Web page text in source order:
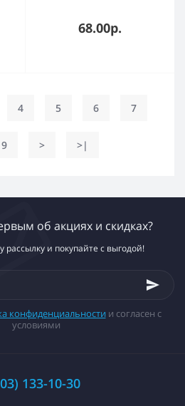
68.00р.
4 5 6 7
9 > >|
об акциях и скидках?
и покупайте с выгодой!
конфиденциальности и согласен с
условиями
133-10-30